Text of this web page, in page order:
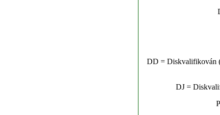
DD = Diskvalifikován
DJ =